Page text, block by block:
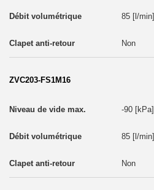
85 [l/min]
Non
ZVC203-FS1M16
-90 [kPa]
85 [l/min]
Non